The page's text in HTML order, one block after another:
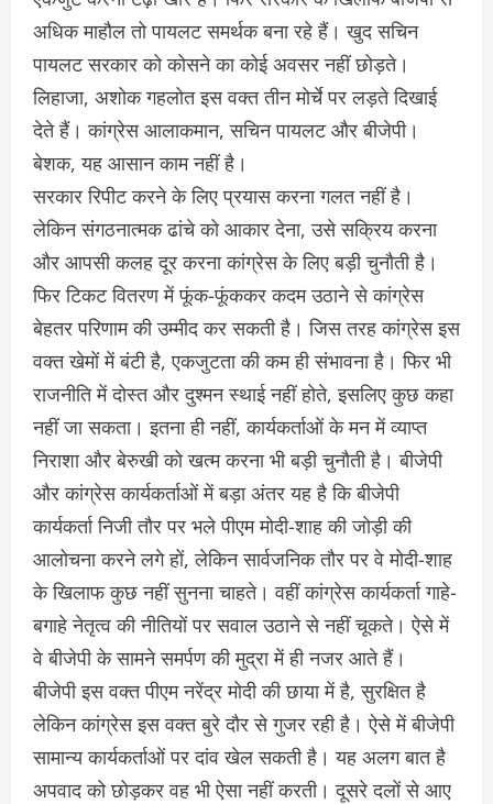
अधिक माहौल तो पायलट समर्थक बना रहे हैं। खुद सचिन
पायलट सरकार को कोसने का कोई अवसर नहीं छोड़ते।
लिहाजा, अशोक गहलोत इस वक्त तीन मोर्चे पर लड़ते दिखाई
देते हैं। कांग्रेस आलाकमान, सचिन पायलट और बीजेपी।
बेशक, यह आसान काम नहीं है।
सरकार रिपीट करने के लिए प्रयास करना गलत नहीं है।
लेकिन संगठनात्मक ढांचे को आकार देना, उसे सक्रिय करना
और आपसी कलह दूर करना कांग्रेस के लिए बड़ी चुनौती है।
फिर टिकट वितरण में फूंक-फूंककर कदम उठाने से कांग्रेस
बेहतर परिणाम की उम्मीद कर सकती है। जिस तरह कांग्रेस इस
वक्त खेमों में बंटी है, एकजुटता की कम ही संभावना है। फिर भी
राजनीति में दोस्त और दुश्मन स्थाई नहीं होते, इसलिए कुछ कहा
नहीं जा सकता। इतना ही नहीं, कार्यकर्ताओं के मन में व्याप्त
निराशा और बेरुखी को खत्म करना भी बड़ी चुनौती है। बीजेपी
और कांग्रेस कार्यकर्ताओं में बड़ा अंतर यह है कि बीजेपी
कार्यकर्ता निजी तौर पर भले पीएम मोदी-शाह की जोड़ी की
आलोचना करने लगे हों, लेकिन सार्वजनिक तौर पर वे मोदी-शाह
के खिलाफ कुछ नहीं सुनना चाहते। वहीं कांग्रेस कार्यकर्ता गाहे-
बगाहे नेतृत्व की नीतियों पर सवाल उठाने से नहीं चूकते। ऐसे में
वे बीजेपी के सामने समर्पण की मुद्रा में ही नजर आते हैं।
बीजेपी इस वक्त पीएम नरेंद्र मोदी की छाया में है, सुरक्षित है
लेकिन कांग्रेस इस वक्त बुरे दौर से गुजर रही है। ऐसे में बीजेपी
सामान्य कार्यकर्ताओं पर दांव खेल सकती है। यह अलग बात है
अपवाद को छोड़कर वह भी ऐसा नहीं करती। दूसरे दलों से आए